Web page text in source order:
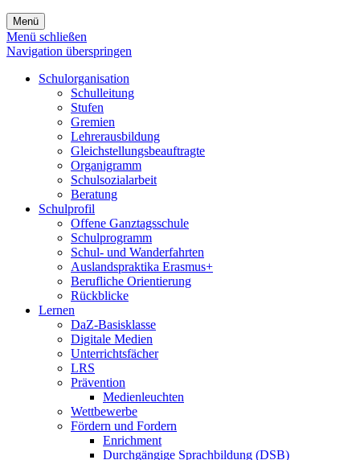
Menü
Menü schließen
Navigation überspringen
Schulorganisation
Schulleitung
Stufen
Gremien
Lehrerausbildung
Gleichstellungsbeauftragte
Organigramm
Schulsozialarbeit
Beratung
Schulprofil
Offene Ganztagsschule
Schulprogramm
Schul- und Wanderfahrten
Auslandspraktika Erasmus+
Berufliche Orientierung
Rückblicke
Lernen
DaZ-Basisklasse
Digitale Medien
Unterrichtsfächer
LRS
Prävention
Medienleuchten
Wettbewerbe
Fördern und Fordern
Enrichment
Durchgängige Sprachbildung (DSB)